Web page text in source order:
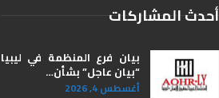
أحدث المشاركات
بيان فرع المنظمة في ليبيا
“بيان عاجل” بشأن…
أغسطس 4, 2026